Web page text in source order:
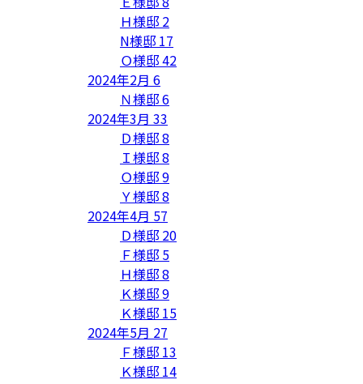
Ｈ様邸 2
N様邸 17
Ｏ様邸42
2024年2月 6
Ｎ様邸6
2024年3月 33
Ｄ様邸8
Ｉ様邸8
Ｏ様邸9
Ｙ様邸8
2024年4月 57
Ｄ様邸 20
Ｆ様邸 5
Ｈ様邸8
Ｋ様邸9
Ｋ様邸 15
2024年5月 27
Ｆ様邸 13
Ｋ様邸 14